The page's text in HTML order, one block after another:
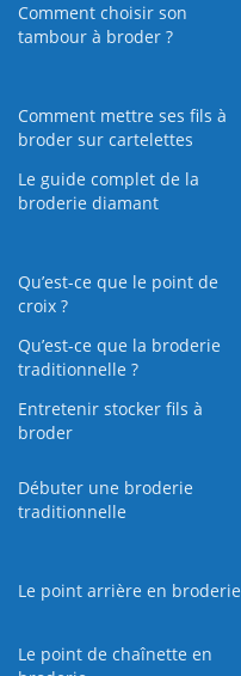
Comment choisir son
tambour à broder ?
Comment mettre ses fils à
broder sur cartelettes
Le guide complet de la
broderie diamant
Qu’est-ce que le point de
croix ?
Qu’est-ce que la broderie
traditionnelle ?
Entretenir stocker fils à
broder
Débuter une broderie
traditionnelle
Le point arrière en broderie
Le point de chaînette en